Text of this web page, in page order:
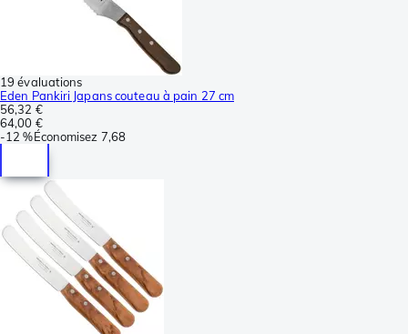
19 évaluations
Eden Pankiri Japans couteau à pain 27 cm
56,32 €
64,00 €
-12 %Économisez 7,68